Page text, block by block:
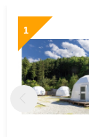
1